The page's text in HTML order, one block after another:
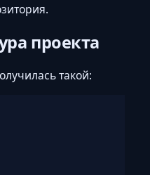
проекта
такой: